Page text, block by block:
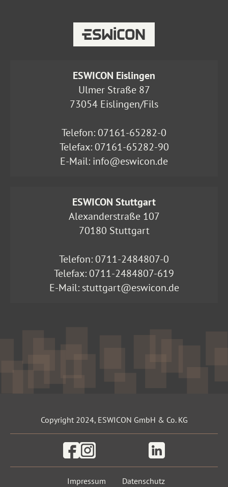
ESWICON Eislingen
Ulmer Straße 87
73054 Eislingen/Fils
Telefon: 07161-65282-0
Telefax: 07161-65282-90
E-Mail: info@eswicon.de
ESWICON Stuttgart
Alexanderstraße 107
70180 Stuttgart
Telefon: 0711-2484807-0
Telefax: 0711-2484807-619
E-Mail: stuttgart@eswicon.de
Copyright 2024, ESWICON GmbH & Co. KG
FacebookInstagram Linkedin
Impressum Datenschutz